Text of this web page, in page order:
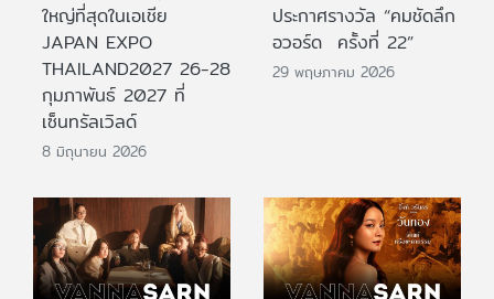
ใหญ่ที่สุดในเอเชีย
JAPAN EXPO
THAILAND2027 26-28
กุมภาพันธ์ 2027 ที่
เซ็นทรัลเวิลด์
8 มิถุนายน 2026
ประกาศรางวัล “คมชัดลึก
อวอร์ด ครั้งที่ 22”
29 พฤษภาคม 2026